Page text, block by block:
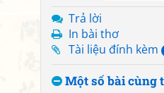
Trả lời
In bài thơ
Tài liệu đính kèm
Một số bài cùng